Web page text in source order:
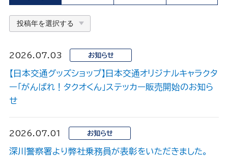
2026.07.03 お知らせ
【日本交通グッズショップ】日本交通オリジナルキャラクタ
ー「がんばれ！タクオくん」ステッカー販売開始のお知ら
せ
2026.07.01 お知らせ
深川警察署より弊社乗務員が表彰をいただきました。